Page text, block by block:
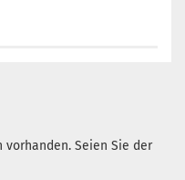
Seien Sie der